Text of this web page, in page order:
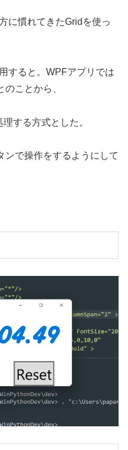
に慣れてきたGridを使っ
すると。WPFアプリでは
ことから、
する方式とした。
ンで操作をするようにして